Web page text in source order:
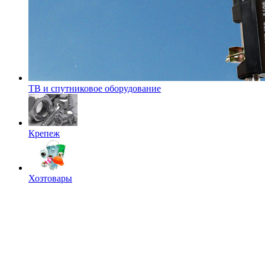
ТВ и спутниковое оборудование
Крепеж
Хозтовары